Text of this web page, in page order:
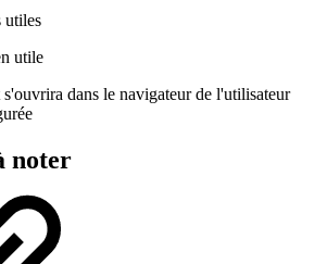
utiles
utile
dans le navigateur de l'utilisateur
noter